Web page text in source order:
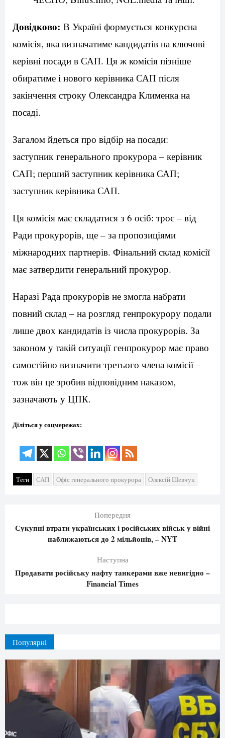
Довідково: В Україні формується конкурсна
комісія, яка визначатиме кандидатів на ключові
керівні посади в САП. Ця ж комісія пізніше
обиратиме і нового керівника САП після
закінчення строку Олександра Клименка на
посаді.
Загалом йдеться про відбір на посади:
заступник генерального прокурора – керівник
САП; перший заступник керівника САП;
заступник керівника САП.
Ця комісія має складатися з 6 осіб: троє – від
Ради прокурорів, ще – за пропозиціями
міжнародних партнерів. Фінальний склад комісії
має затвердити генеральний прокурор.
Наразі Рада прокурорів не змогла набрати
повний склад – на розгляд генпрокурору подали
лише двох кандидатів із числа прокурорів. За
законом у такій ситуації генпрокурор має право
самостійно визначити третього члена комісії –
тож він це зробив відповідним наказом,
зазначають у ЦПК.
Діліться у соцмережах:
Теги САП Офіс генерального прокурора Олексій Шевчук
Попередня
Сукупні втрати українських і російських військ у війні
наближаються до 2 мільйонів, – NYT
Наступна
Продавати російську нафту танкерами вже невигідно –
Financial Times
Популярні